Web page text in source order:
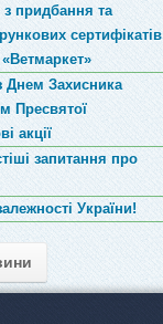
придбання та
сертифікатів
«Ветмаркет»
Днем Захисника
Пресвятої
акції
запитання про
України!